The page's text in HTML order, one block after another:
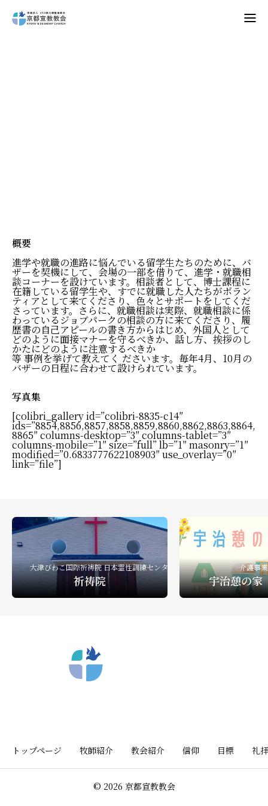
礼拝ビデオ NPO活動 教会活動
概要
進学や就職の進路に悩んでいる留学生たちのために、バ
ザーを契機にして、会場の一部を借りて、進学・就職相
談コーナーを設けています。相談者として、博士課程に
在籍している留学生や、すでに就職した人たちがボラン
ティアとして来てくださり、色々とサポートをしてくだ
さっています。さらに、就職相談は実際、就職相談に係
わっているジョブパークの相談の方に来てくださり、履
歴書の自己アピールの書き方からはじめ、外国人として
どのように面接マナーを守るべきか、話し方、挨拶のし
かたにどのように注意するべきか
等 事例を挙げて教えてく ださいます。毎年4月、10月の
バザーの日程に合わせて設けられています。
写真集
[colibri_gallery id=”colibri-8835-c14″
ids=”8854,8856,8857,8858,8859,8860,8862,8863,8864,
8865″ columns-desktop=”3″ columns-tablet=”3″
columns-mobile=”1″ size=”full” lb=”1″ masonry=”1″
modified=”0.6833777622108903″ use_overlay=”0″
link=”file”]
大津びわこ国際祈祷院 日本霊性訓練センター
祈祷院
介護事
宇治憩の
トップページ 牧師紹介 教会紹介 信仰 目標 礼
© 2026 京都宣教教会